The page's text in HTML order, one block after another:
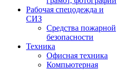
Рабочая спецодежда и
СИЗ
Средства пожарной
безопасности
Техника
Офисная техника
Компьютерная